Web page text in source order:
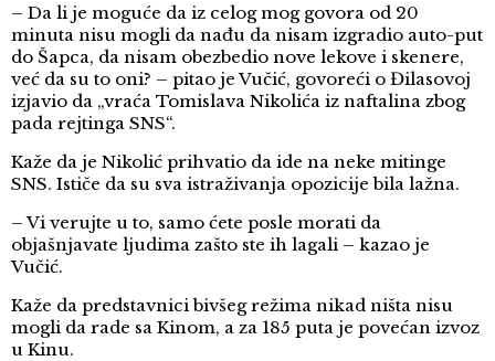
– Da li je moguće da iz celog mog govora od 20
minuta nisu mogli da nađu da nisam izgradio auto-put
do Šapca, da nisam obezbedio nove lekove i skenere,
već da su to oni? – pitao je Vučić, govoreći o Đilasovoj
izjavio da „vraća Tomislava Nikolića iz naftalina zbog
pada rejtinga SNS“.
Kaže da je Nikolić prihvatio da ide na neke mitinge
SNS. Ističe da su sva istraživanja opozicije bila lažna.
– Vi verujte u to, samo ćete posle morati da
objašnjavate ljudima zašto ste ih lagali – kazao je
Vučić.
Kaže da predstavnici bivšeg režima nikad ništa nisu
mogli da rade sa Kinom, a za 185 puta je povećan izvoz
u Kinu.